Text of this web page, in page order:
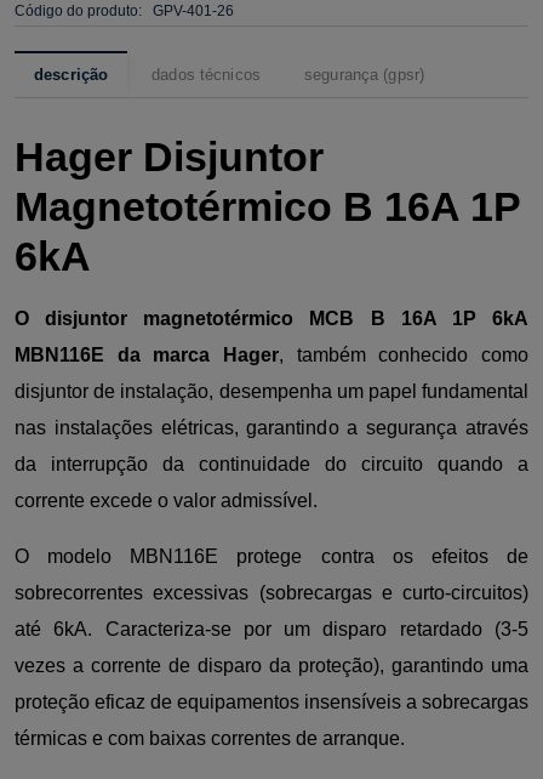
Código do produto:
GPV-401-26
descrição dados técnicos segurança (gpsr)
Hager Disjuntor
Magnetotérmico B 16A 1P
6kA
O disjuntor magnetotérmico MCB B 16A 1P 6kA
MBN116E da marca Hager, também conhecido como
disjuntor de instalação, desempenha um papel fundamental
nas instalações elétricas, garantindo a segurança através
da interrupção da continuidade do circuito quando a
corrente excede o valor admissível.
O modelo MBN116E protege contra os efeitos de
sobrecorrentes excessivas (sobrecargas e curto-circuitos)
até 6kA. Caracteriza-se por um disparo retardado (3-5
vezes a corrente de disparo da proteção), garantindo uma
proteção eficaz de equipamentos insensíveis a sobrecargas
térmicas e com baixas correntes de arranque.